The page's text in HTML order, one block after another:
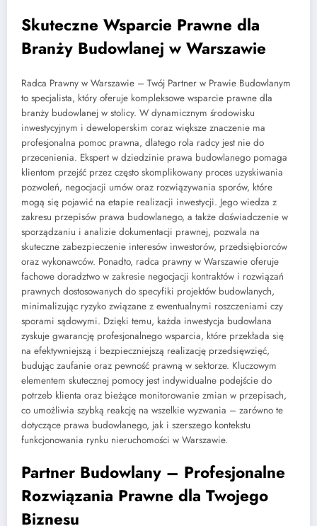
Skuteczne Wsparcie Prawne dla
Branży Budowlanej w Warszawie
Radca Prawny w Warszawie – Twój Partner w Prawie Budowlanym
to specjalista, który oferuje kompleksowe wsparcie prawne dla
branży budowlanej w stolicy. W dynamicznym środowisku
inwestycyjnym i deweloperskim coraz większe znaczenie ma
profesjonalna pomoc prawna, dlatego rola radcy jest nie do
przecenienia. Ekspert w dziedzinie prawa budowlanego pomaga
klientom przejść przez często skomplikowany proces uzyskiwania
pozwoleń, negocjacji umów oraz rozwiązywania sporów, które
mogą się pojawić na etapie realizacji inwestycji. Jego wiedza z
zakresu przepisów prawa budowlanego, a także doświadczenie w
sporządzaniu i analizie dokumentacji prawnej, pozwala na
skuteczne zabezpieczenie interesów inwestorów, przedsiębiorców
oraz wykonawców. Ponadto, radca prawny w Warszawie oferuje
fachowe doradztwo w zakresie negocjacji kontraktów i rozwiązań
prawnych dostosowanych do specyfiki projektów budowlanych,
minimalizując ryzyko związane z ewentualnymi roszczeniami czy
sporami sądowymi. Dzięki temu, każda inwestycja budowlana
zyskuje gwarancję profesjonalnego wsparcia, które przekłada się
na efektywniejszą i bezpieczniejszą realizację przedsięwzięć,
budując zaufanie oraz pewność prawną w sektorze. Kluczowym
elementem skutecznej pomocy jest indywidualne podejście do
potrzeb klienta oraz bieżące monitorowanie zmian w przepisach,
co umożliwia szybką reakcję na wszelkie wyzwania – zarówno te
dotyczące prawa budowlanego, jak i szerszego kontekstu
funkcjonowania rynku nieruchomości w Warszawie.
Partner Budowlany – Profesjonalne
Rozwiązania Prawne dla Twojego
Biznesu